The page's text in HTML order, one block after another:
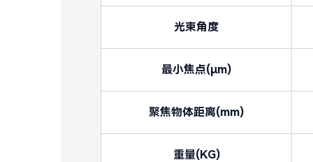
光束角度
最小焦点(μm)
聚焦物体距离(mm)
重量(KG)